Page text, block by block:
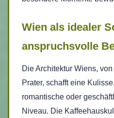
Wien als idealer
anspruchsvolle
Die Architektur Wiens,
Prater, schafft eine
romantische oder
Niveau. Die